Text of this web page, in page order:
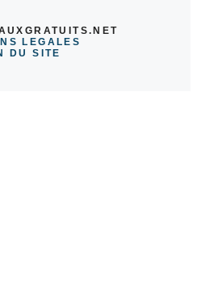
LEGALES
DU SITE